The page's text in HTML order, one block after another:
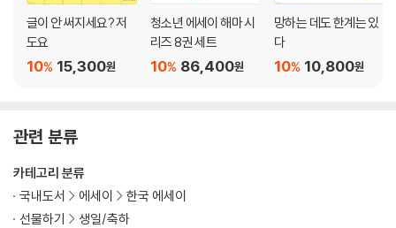
독서의 목적 196
당신을 미치게 한 것을 후회합니다 205
ADHD라고 말할까 말까? 211
우울증 약보다 글쓰기를 믿어서 216
행복을 설계하는 ADHD로 살기 230
에필로그 240
추천의 글 244
글이 안 써지세요? 저
도요
15,300원
10%
청소년 에세이 해마 시
리즈 8권 세트
86,400원
10%
망하는 데도 한계는 있
다
10,800원
10%
관련 분류
카테고리 분류
국내도서
에세이
한국 에세이
선물하기
생일/축하